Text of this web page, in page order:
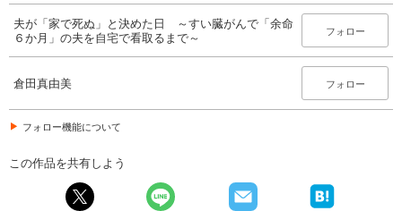
夫が「家で死ぬ」と決めた日 ～すい臓がんで「余命
６か月」の夫を自宅で看取るまで～
フォロー
倉田真由美 フォロー
フォロー機能について
この作品を共有しよう